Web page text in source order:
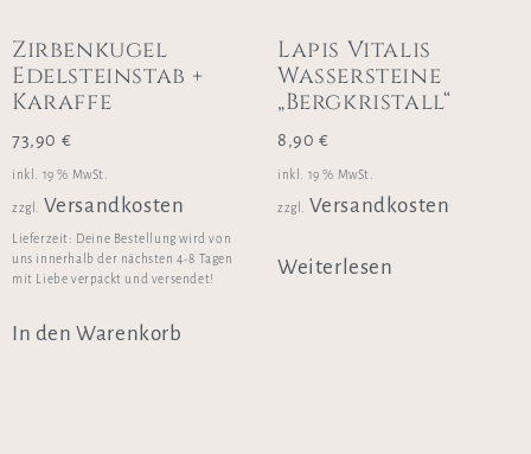
Zirbenkugel
Edelsteinstab +
Karaffe
73,90 €
inkl. 19 % MwSt.
zzgl. Versandkosten
Lieferzeit: Deine Bestellung wird von
uns innerhalb der nächsten 4-8 Tagen
mit Liebe verpackt und versendet!
In den Warenkorb
Lapis Vitalis
Wassersteine
„Bergkristall“
8,90 €
inkl. 19 % MwSt.
zzgl. Versandkosten
Weiterlesen